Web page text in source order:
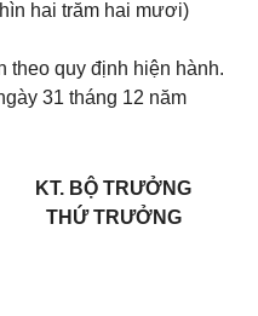
hai trăm hai mươi)
quy định hiện hành.
31 tháng 12 năm
KT. BỘ TRƯỞNG
THỨ TRƯỞNG